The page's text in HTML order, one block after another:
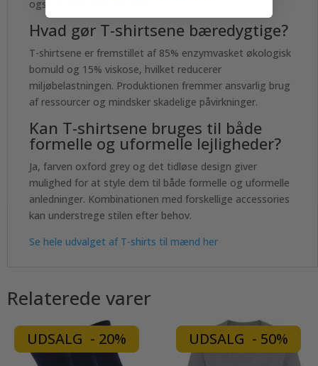
også T-shirtsenes levetid.
Hvad gør T-shirtsene bæredygtige?
T-shirtsene er fremstillet af 85% enzymvasket økologisk
bomuld og 15% viskose, hvilket reducerer
miljøbelastningen. Produktionen fremmer ansvarlig brug
af ressourcer og mindsker skadelige påvirkninger.
Kan T-shirtsene bruges til både
formelle og uformelle lejligheder?
Ja, farven oxford grey og det tidløse design giver
mulighed for at style dem til både formelle og uformelle
anledninger. Kombinationen med forskellige accessories
kan understrege stilen efter behov.
Se hele udvalget af T-shirts til mænd her
Relaterede varer
UDSALG - 20% UDSALG - 50%